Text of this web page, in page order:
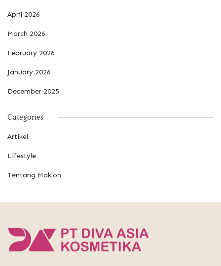
April 2026
March 2026
February 2026
January 2026
December 2025
Categories
Artikel
Lifestyle
Tentang Maklon